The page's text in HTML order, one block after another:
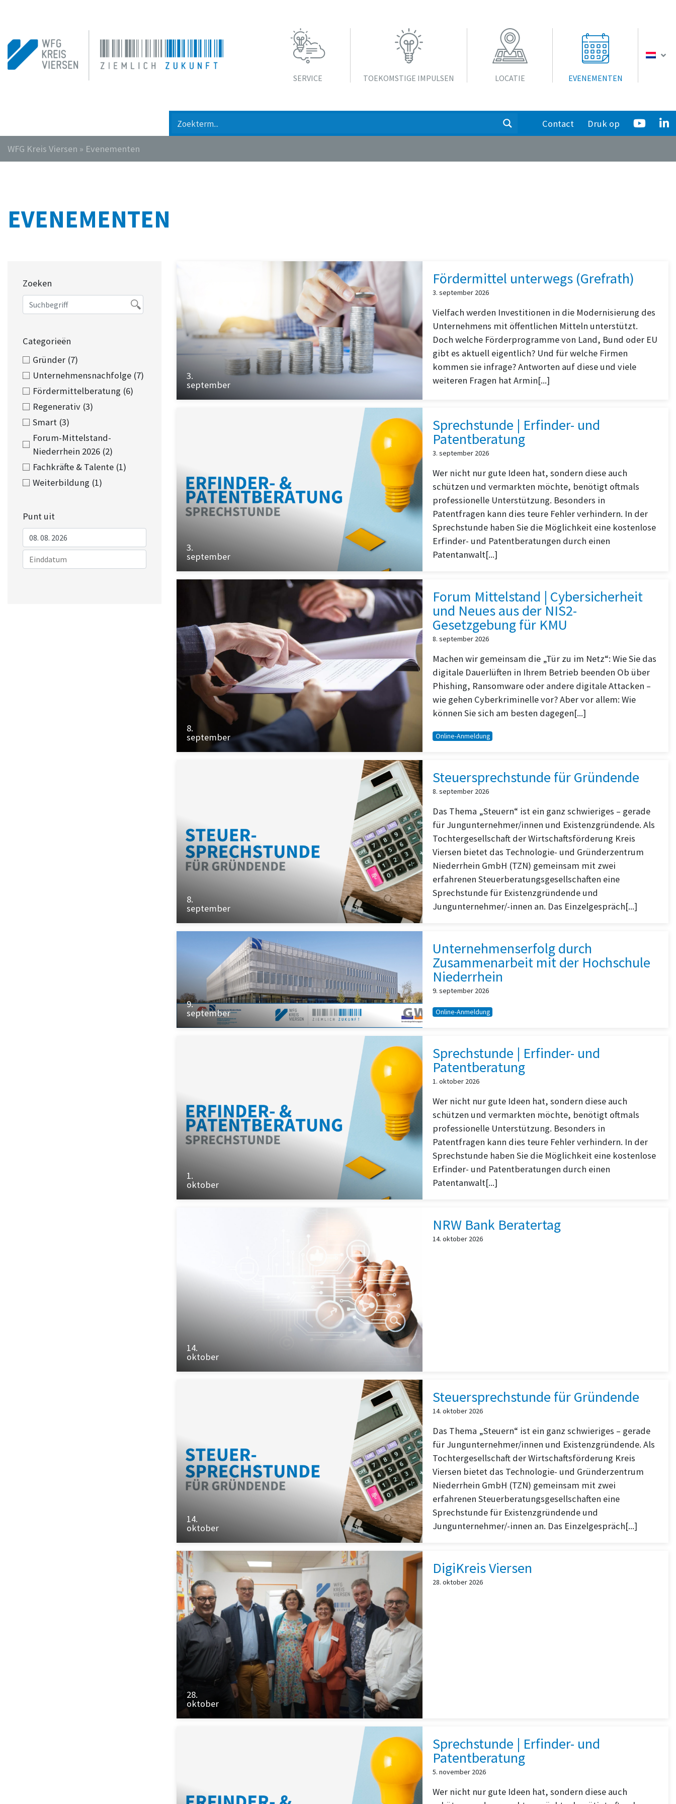
SERVICE TOEKOMSTIGE IMPULSEN LOCATIE EVENEMENTEN
Contact Druk op
WFG Kreis Viersen » Evenementen
EVENEMENTEN
Zoeken
Categorieën
Gründer (7)
Unternehmensnachfolge (7)
Fördermittelberatung (6)
Regenerativ (3)
Smart (3)
Forum-Mittelstand-
Niederrhein 2026 (2)
Fachkräfte & Talente (1)
Weiterbildung (1)
Punt uit
3.
september
Fördermittel unterwegs (Grefrath)
3. september 2026
Vielfach werden Investitionen in die Modernisierung des
Unternehmens mit öffentlichen Mitteln unterstützt.
Doch welche Förderprogramme von Land, Bund oder EU
gibt es aktuell eigentlich? Und für welche Firmen
kommen sie infrage? Antworten auf diese und viele
weiteren Fragen hat Armin[...]
3.
september
Sprechstunde | Erfinder- und
Patentberatung
3. september 2026
Wer nicht nur gute Ideen hat, sondern diese auch
schützen und vermarkten möchte, benötigt oftmals
professionelle Unterstützung. Besonders in
Patentfragen kann dies teure Fehler verhindern. In der
Sprechstunde haben Sie die Möglichkeit eine kostenlose
Erfinder- und Patentberatungen durch einen
Patentanwalt[...]
8.
september
Forum Mittelstand | Cybersicherheit
und Neues aus der NIS2-
Gesetzgebung für KMU
8. september 2026
Machen wir gemeinsam die „Tür zu im Netz“: Wie Sie das
digitale Dauerlüften in Ihrem Betrieb beenden Ob über
Phishing, Ransomware oder andere digitale Attacken –
wie gehen Cyberkriminelle vor? Aber vor allem: Wie
können Sie sich am besten dagegen[...]
Online-Anmeldung
8.
september
Steuersprechstunde für Gründende
8. september 2026
Das Thema „Steuern“ ist ein ganz schwieriges – gerade
für Jungunternehmer/innen und Existenzgründende. Als
Tochtergesellschaft der Wirtschaftsförderung Kreis
Viersen bietet das Technologie- und Gründerzentrum
Niederrhein GmbH (TZN) gemeinsam mit zwei
erfahrenen Steuerberatungsgesellschaften eine
Sprechstunde für Existenzgründende und
Jungunternehmer/-innen an. Das Einzelgespräch[...]
9.
september
Unternehmenserfolg durch
Zusammenarbeit mit der Hochschule
Niederrhein
9. september 2026
Online-Anmeldung
1.
oktober
Sprechstunde | Erfinder- und
Patentberatung
1. oktober 2026
Wer nicht nur gute Ideen hat, sondern diese auch
schützen und vermarkten möchte, benötigt oftmals
professionelle Unterstützung. Besonders in
Patentfragen kann dies teure Fehler verhindern. In der
Sprechstunde haben Sie die Möglichkeit eine kostenlose
Erfinder- und Patentberatungen durch einen
Patentanwalt[...]
14.
oktober
NRW Bank Beratertag
14. oktober 2026
14.
oktober
Steuersprechstunde für Gründende
14. oktober 2026
Das Thema „Steuern“ ist ein ganz schwieriges – gerade
für Jungunternehmer/innen und Existenzgründende. Als
Tochtergesellschaft der Wirtschaftsförderung Kreis
Viersen bietet das Technologie- und Gründerzentrum
Niederrhein GmbH (TZN) gemeinsam mit zwei
erfahrenen Steuerberatungsgesellschaften eine
Sprechstunde für Existenzgründende und
Jungunternehmer/-innen an. Das Einzelgespräch[...]
28.
oktober
DigiKreis Viersen
28. oktober 2026
Sprechstunde | Erfinder- und
Patentberatung
5. november 2026
Wer nicht nur gute Ideen hat, sondern diese auch